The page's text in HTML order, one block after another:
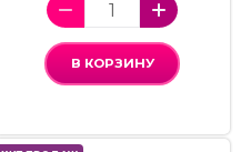
В КОРЗИНУ